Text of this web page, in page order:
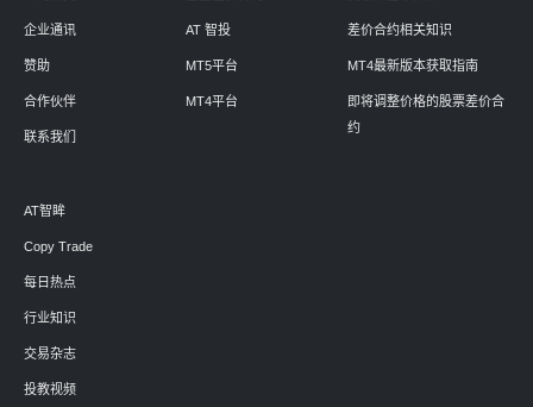
企业通讯
赞助
合作伙伴
联系我们
AT 智投
MT5平台
MT4平台
差价合约相关知识
MT4最新版本获取指南
即将调整价格的股票差价合
约
AT智眸
Copy Trade
每日热点
行业知识
交易杂志
投教视频